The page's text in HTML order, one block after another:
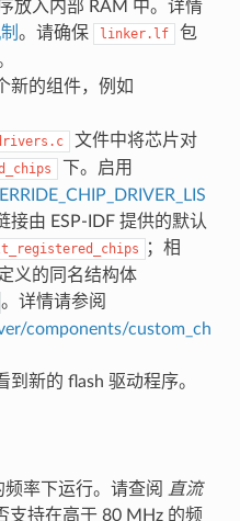
放入内部 RAM 中。详情
。请确保 linker.lf
包
新的组件，例如
文件中将芯片对
下。启用
由 ESP-IDF 提供的默认
；相
义的同名结构体
。详情请参阅
components/custom_ch
新的 flash 驱动程序。
率下运行。请查阅
直流
支持在高于 80 MHz 的频